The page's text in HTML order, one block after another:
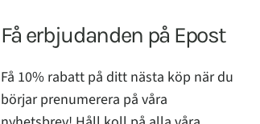
Övergången till
såväl
och förenkla
Få erbjudanden på Epost
Få 10% rabatt på ditt nästa köp när du
börjar prenumerera på våra